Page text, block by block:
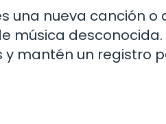
una nueva canción o
música desconocida.
mantén un registro